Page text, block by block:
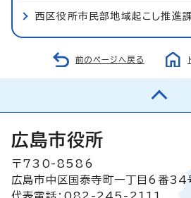
西区役所市民部地域起こし推進
前のページへ戻る
広島市役所
〒730-8586
広島市中区国泰寺町一丁目6番34
代表電話：082-245-2111